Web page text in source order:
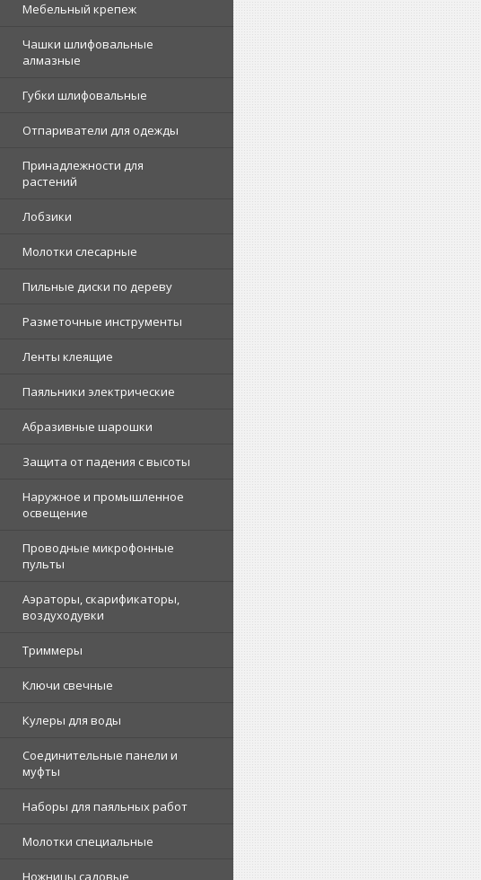
Мебельный крепеж
Чашки шлифовальные
алмазные
Губки шлифовальные
Отпариватели для одежды
Принадлежности для
растений
Лобзики
Молотки слесарные
Пильные диски по дереву
Разметочные инструменты
Ленты клеящие
Паяльники электрические
Абразивные шарошки
Защита от падения с высоты
Наружное и промышленное
освещение
Проводные микрофонные
пульты
Аэраторы, скарификаторы,
воздуходувки
Триммеры
Ключи свечные
Кулеры для воды
Соединительные панели и
муфты
Наборы для паяльных работ
Молотки специальные
Ножницы садовые